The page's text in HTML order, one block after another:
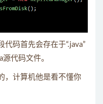
码首先会存在于“.java”
代码文件。
，计算机他是看不懂你